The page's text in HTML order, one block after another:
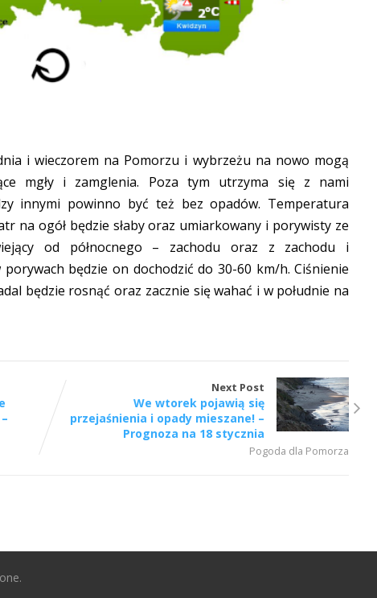
i wieczorem na Pomorzu i wybrzeżu na nowo mogą
mgły i zamglenia. Poza tym utrzyma się z nami
innymi powinno być też bez opadów. Temperatura
na ogół będzie słaby oraz umiarkowany i porywisty ze
od północnego – zachodu oraz z zachodu i
będzie on dochodzić do 30-60 km/h. Ciśnienie
będzie rosnąć oraz zacznie się wahać i w południe na
Next Post
We wtorek pojawią się
przejaśnienia i opady mieszane! –
Prognoza na 18 stycznia
Pogoda dla Pomorza